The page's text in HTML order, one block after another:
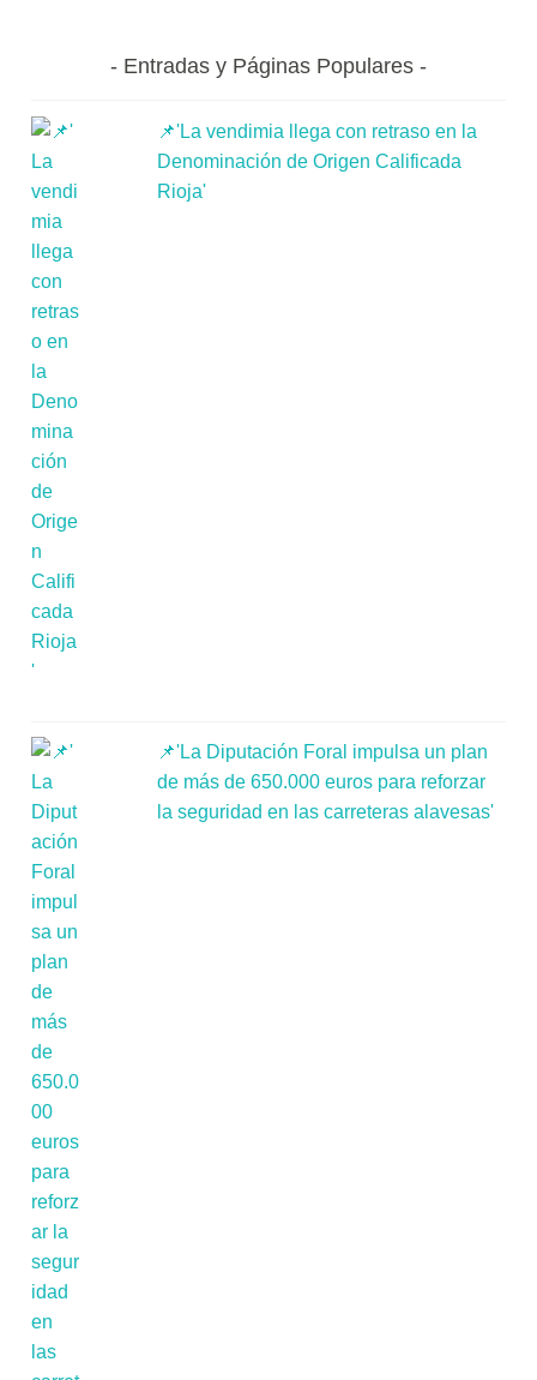
Entradas y Páginas Populares
📌'La vendimia llega con retraso en la
Denominación de Origen Calificada
Rioja'
📌'La Diputación Foral impulsa un plan
de más de 650.000 euros para reforzar
la seguridad en las carreteras alavesas'